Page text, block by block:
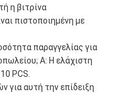
η βιτρίνα
πιστοποιημένη με
παραγγελίας για
Α: Η ελάχιστη
PCS.
για αυτή την επίδειξη